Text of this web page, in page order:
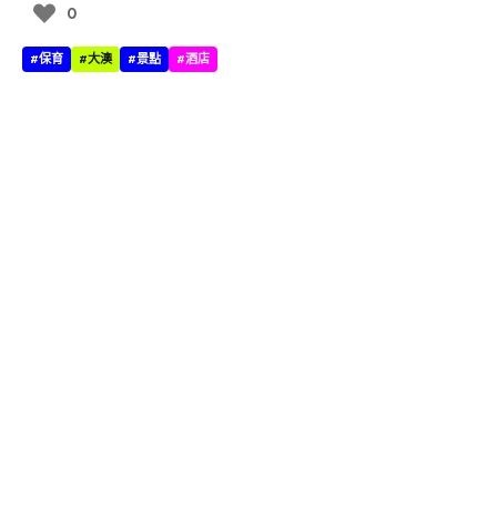
0
#保育 #大澳 #景點 #酒店